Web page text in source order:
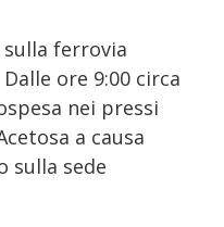
ferrovia
Dalle ore 9:00 circa
nei pressi
a causa
sulla sede